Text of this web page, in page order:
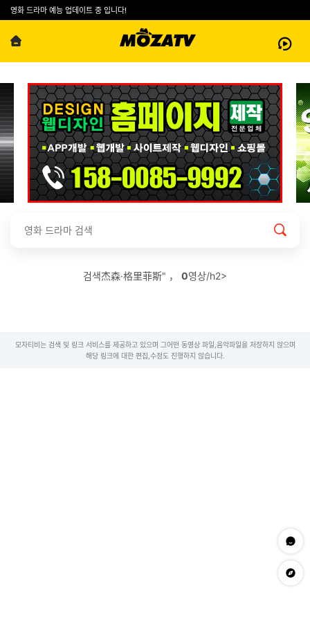
영화 드라마 예능 업데이트 중 입니다!
검색杰森·格里菲斯" ， 0영상/h2>
모자티비는 검색 및 링크 서비스를 제공하고 있으며 그어떤 동영상 파일,음악파일을 저장하지 않으며
해당 링크에 대한 편집,수정도 진행하지 않습니다.
문의하
app